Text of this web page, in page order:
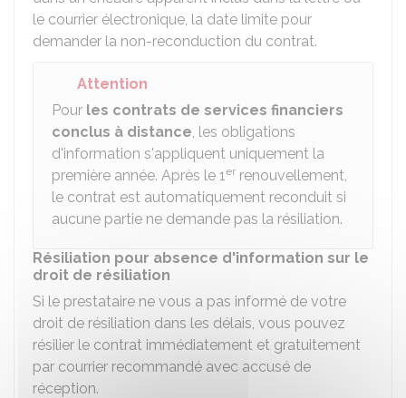
le courrier électronique, la date limite pour
demander la non-reconduction du contrat.
Attention
Pour les contrats de services financiers
conclus à distance, les obligations
d'information s'appliquent uniquement la
première année. Après le 1er renouvellement,
le contrat est automatiquement reconduit si
aucune partie ne demande pas la résiliation.
Résiliation pour absence d'information sur le
droit de résiliation
Si le prestataire ne vous a pas informé de votre
droit de résiliation dans les délais, vous pouvez
résilier le contrat immédiatement et gratuitement
par courrier recommandé avec accusé de
réception.